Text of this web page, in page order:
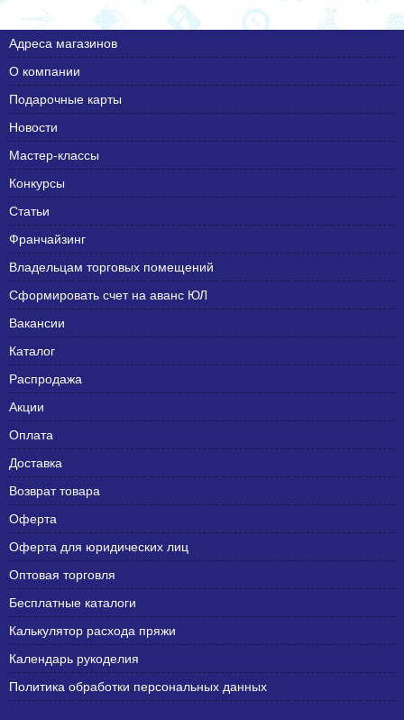
Адреса магазинов
О компании
Подарочные карты
Новости
Мастер-классы
Конкурсы
Статьи
Франчайзинг
Владельцам торговых помещений
Сформировать счет на аванс ЮЛ
Вакансии
Каталог
Распродажа
Акции
Оплата
Доставка
Возврат товара
Оферта
Оферта для юридических лиц
Оптовая торговля
Бесплатные каталоги
Калькулятор расхода пряжи
Календарь рукоделия
Политика обработки персональных данных